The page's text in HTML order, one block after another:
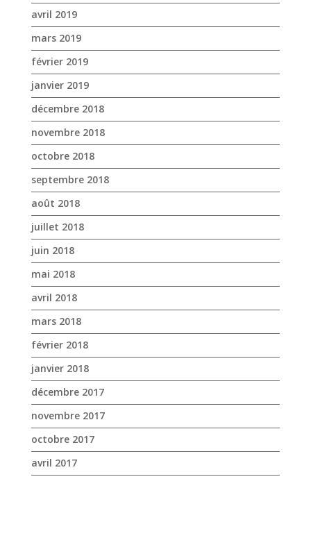
novembre 2018
octobre 2018
septembre 2018
août 2018
juillet 2018
juin 2018
mai 2018
avril 2018
mars 2018
février 2018
janvier 2018
décembre 2017
novembre 2017
octobre 2017
avril 2017